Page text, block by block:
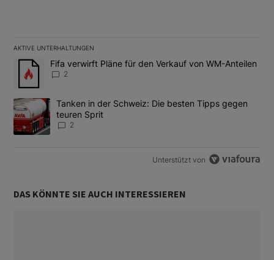
AKTIVE UNTERHALTUNGEN
Das Folgende ist eine Liste der am meisten kommentierten
Ein Trendartikel mit dem Titel "Fifa verwirft Pläne für den
Fifa verwirft Pläne für den Verkauf von WM-Anteilen
2
Ein Trendartikel mit dem Titel "Tanken in der Schweiz: Die
Tanken in der Schweiz: Die besten Tipps gegen
teuren Sprit
2
Unterstützt von
DAS KÖNNTE SIE AUCH INTERESSIEREN